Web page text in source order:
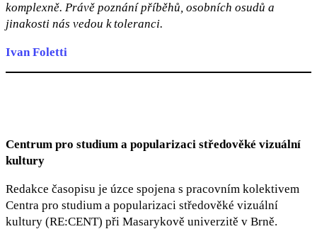
komplexně. Právě poznání příběhů, osobních osudů a
jinakosti nás vedou k toleranci.
Ivan Foletti
Centrum pro studium a popularizaci středověké vizuální
kultury
Redakce časopisu je úzce spojena s pracovním kolektivem
Centra pro studium a popularizaci středověké vizuální
kultury (RE:CENT) při Masarykově univerzitě v Brně.